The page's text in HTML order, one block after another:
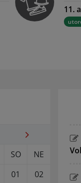
11.
SO
NE
01
02